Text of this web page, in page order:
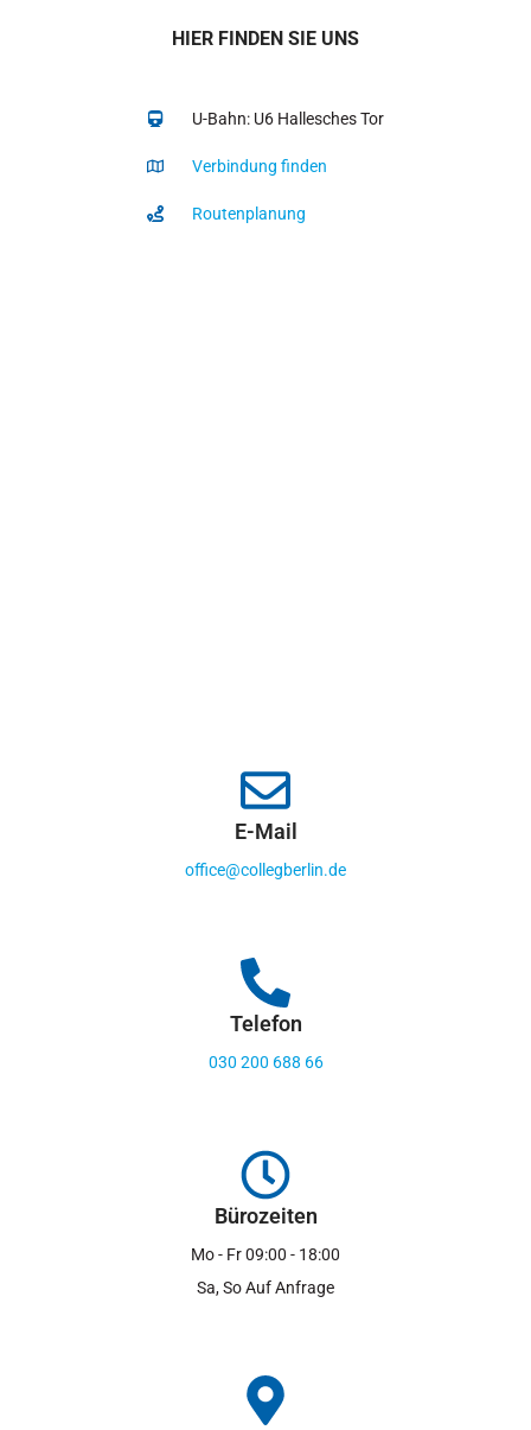
HIER FINDEN SIE UNS
U-Bahn: U6 Hallesches Tor
Verbindung finden
Routenplanung
E-Mail
office@collegberlin.de
Telefon
030 200 688 66
Bürozeiten
Mo - Fr 09:00 - 18:00
Sa, So Auf Anfrage